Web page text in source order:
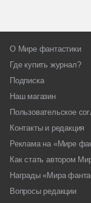
О Мире фантастики
Где купить журнал?
Подписка
Наш магазин
Пользовательское
Контакты и редакция
Реклама на «Мире
Как стать автором
Награды «Мира
Вопросы редакции